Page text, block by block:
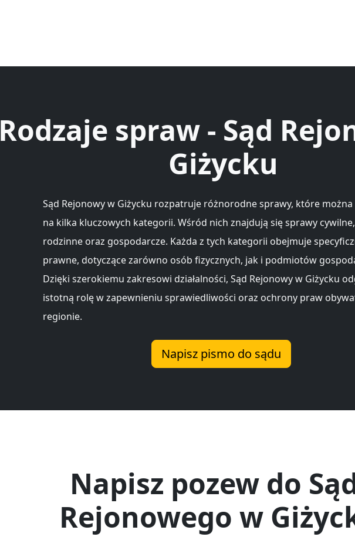
Rodzaje spraw - Sąd
Giżycku
Sąd Rejonowy w Giżycku rozpatruje różnorodne sprawy, które można
na kilka kluczowych kategorii. Wśród nich znajdują się sprawy
rodzinne oraz gospodarcze. Każda z tych kategorii obejmuje
prawne, dotyczące zarówno osób fizycznych, jak i podmiotów
Dzięki szerokiemu zakresowi działalności, Sąd Rejonowy w Giżycku
istotną rolę w zapewnieniu sprawiedliwości oraz ochrony praw
regionie.
Napisz pismo do sądu
Napisz pozew do
Rejonowego w